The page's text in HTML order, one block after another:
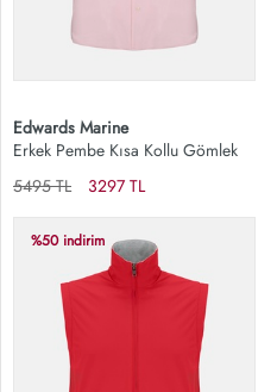
Edwards Marine
Erkek Pembe Kısa Kollu Gömlek
5495 TL
3297 TL
%50 indirim